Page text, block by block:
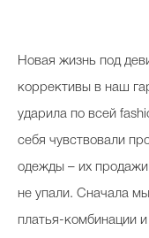
Худеем правильно
Бьютихакер /
Выбор визажистов
Новая жизнь под
коррективы в наш
ударила по всей
себя чувствовали
одежды – их
не упали. Сначала
платья-комбинации